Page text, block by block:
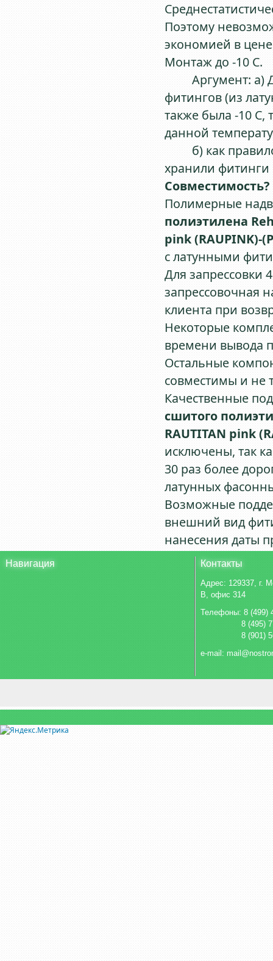
Поэтому
экономией в
Монтаж до -10 С.
Аргумент: а)
фитингов (из
также была -10 С,
данной
б) как
хранили
Совместимость?
Полимерные
полиэтилена
pink (RAUPINK)-
с латунными
Для запрессовки
запрессовочная
клиента при
Некоторые
времени вывода
Остальные
совместимы и не
Качественные
сшитого
RAUTITAN pink
исключены, так
30 раз более
латунных
Возможные
внешний вид
нанесения даты
Навигация Контакты
Адрес: 129337, г.
В, офис 314
Телефоны: 8 (499)
8 (495)
8 (901)
e-mail: